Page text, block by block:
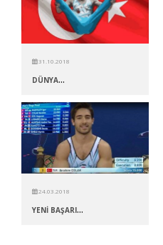
31.10.2018
DÜNYA...
24.03.2018
YENİ BAŞARI...